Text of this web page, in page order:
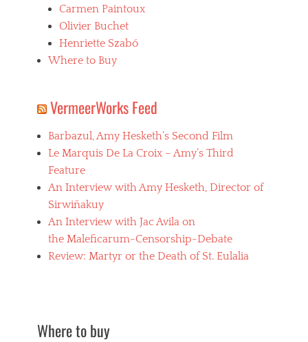
Carmen Paintoux
Olivier Buchet
Henriette Szabó
Where to Buy
VermeerWorks Feed
Barbazul, Amy Hesketh’s Second Film
Le Marquis De La Croix – Amy’s Third
Feature
An Interview with Amy Hesketh, Director of
Sirwiñakuy
An Interview with Jac Avila on
the Maleficarum-Censorship-Debate
Review: Martyr or the Death of St. Eulalia
Where to buy